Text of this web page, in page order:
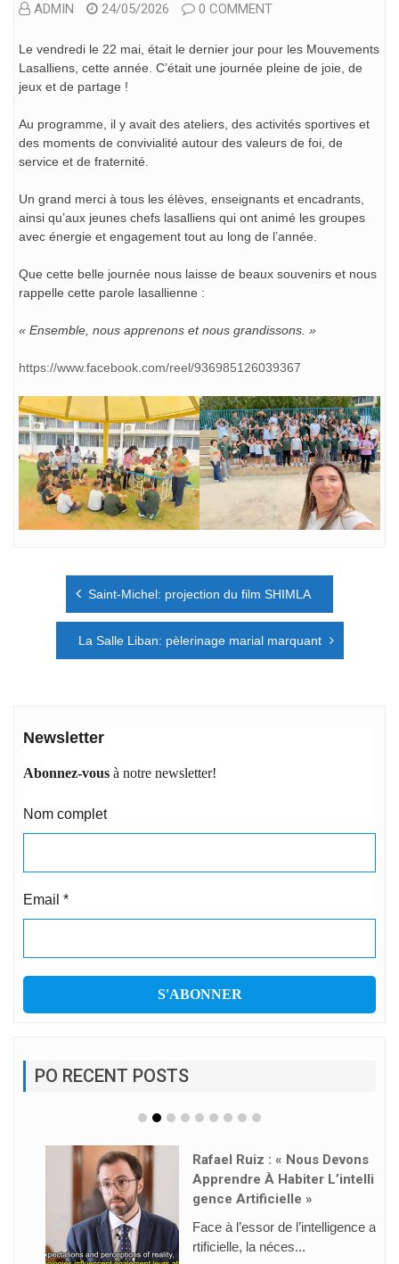
ADMIN 24/05/2026 0 COMMENT
Le vendredi le 22 mai, était le dernier jour pour les Mouvements
Lasalliens, cette année. C’était une journée pleine de joie, de
jeux et de partage !
Au programme, il y avait des ateliers, des activités sportives et
des moments de convivialité autour des valeurs de foi, de
service et de fraternité.
Un grand merci à tous les élèves, enseignants et encadrants,
ainsi qu’aux jeunes chefs lasalliens qui ont animé les groupes
avec énergie et engagement tout au long de l’année.
Que cette belle journée nous laisse de beaux souvenirs et nous
rappelle cette parole lasallienne :
« Ensemble, nous apprenons et nous grandissons. »
https://www.facebook.com/reel/936985126039367
Navigation
Saint-Michel: projection du film SHIMLA
La Salle Liban: pèlerinage marial marquant
Newsletter
Abonnez-vous à notre newsletter!
Nom complet
Email *
PO RECENT POSTS
Rafael Ruiz : « Nous Devons
Apprendre À Habiter L’intelli
Gence Artificielle »
Face à l’essor de l’intelligence a
rtificielle, la néces...